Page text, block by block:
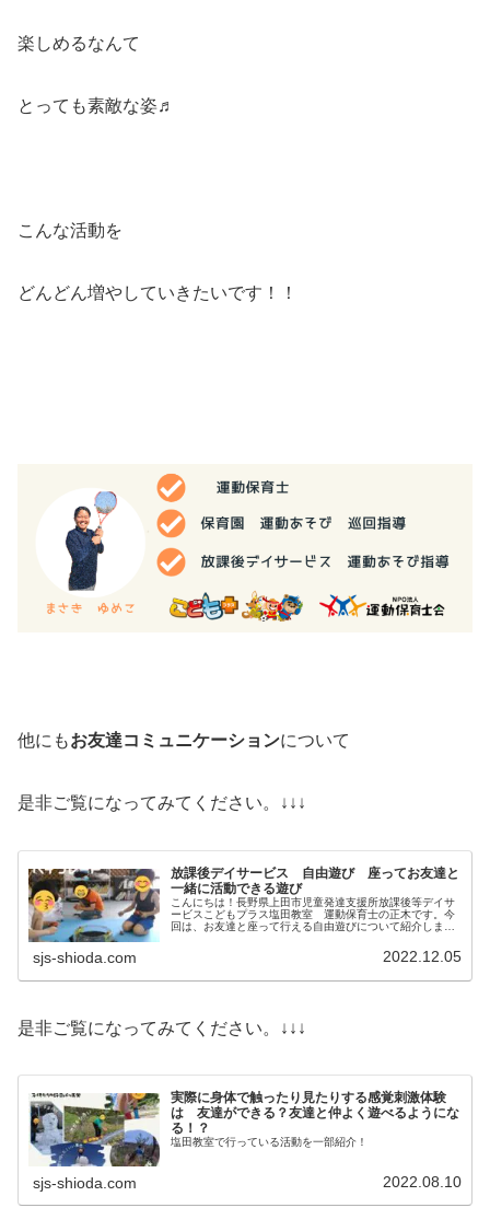
楽しめるなんて
とっても素敵な姿♬
こんな活動を
どんどん増やしていきたいです！！
他にもお友達コミュニケーションについて
是非ご覧になってみてください。↓↓↓
放課後デイサービス 自由遊び 座ってお友達と
一緒に活動できる遊び
こんにちは！長野県上田市児童発達支援所放課後等デイサ
ービスこどもプラス塩田教室 運動保育士の正木です。今
回は、お友達と座って行える自由遊びについて紹介します
sjs-shioda.com 2022.12.05
是非ご覧になってみてください。↓↓↓
実際に身体で触ったり見たりする感覚刺激体験
は 友達ができる？友達と仲よく遊べるようにな
る！？
塩田教室で行っている活動を一部紹介！
sjs-shioda.com 2022.08.10